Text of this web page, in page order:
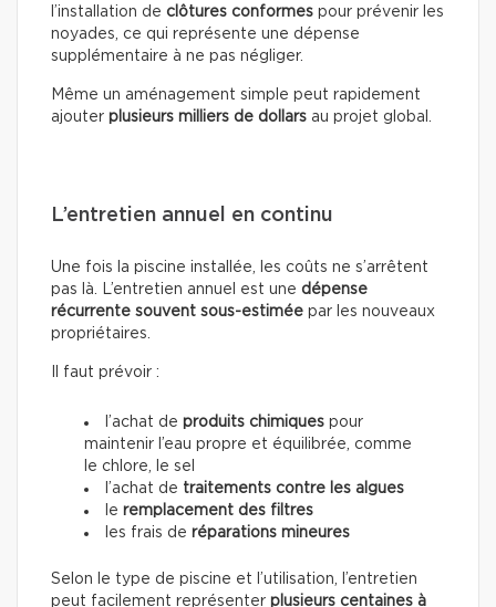
l’installation de clôtures conformes pour prévenir les
noyades, ce qui représente une dépense
supplémentaire à ne pas négliger.
Même un aménagement simple peut rapidement
ajouter plusieurs milliers de dollars au projet global.
L’entretien annuel en continu
Une fois la piscine installée, les coûts ne s’arrêtent
pas là. L’entretien annuel est une dépense
récurrente souvent sous-estimée par les nouveaux
propriétaires.
Il faut prévoir :
l’achat de produits chimiques pour
maintenir l’eau propre et équilibrée, comme
le chlore, le sel
l’achat de traitements contre les algues
le remplacement des filtres
les frais de réparations mineures
Selon le type de piscine et l’utilisation, l’entretien
peut facilement représenter plusieurs centaines à